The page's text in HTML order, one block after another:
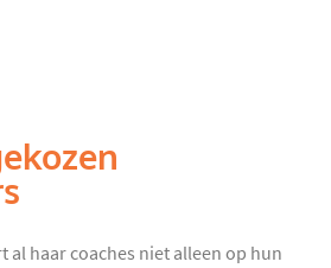
al haar coaches niet alleen op hun